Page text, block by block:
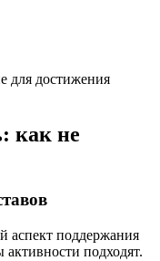
для достижения
как не
аспект поддержания
активности подходят.